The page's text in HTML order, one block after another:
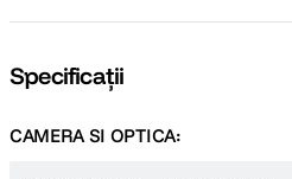
Specificații
CAMERA SI OPTICA: